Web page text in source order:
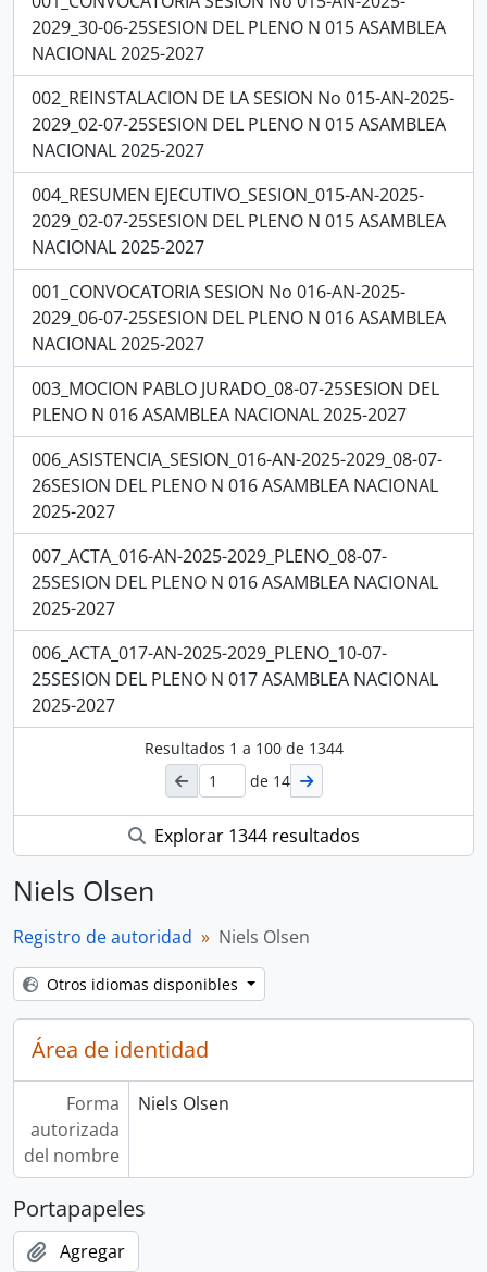
2029_30-06-25SESION DEL PLENO N 015 ASAMBLEA
NACIONAL 2025-2027
002_REINSTALACION DE LA SESION No 015-AN-2025-
2029_02-07-25SESION DEL PLENO N 015 ASAMBLEA
NACIONAL 2025-2027
004_RESUMEN EJECUTIVO_SESION_015-AN-2025-
2029_02-07-25SESION DEL PLENO N 015 ASAMBLEA
NACIONAL 2025-2027
001_CONVOCATORIA SESION No 016-AN-2025-
2029_06-07-25SESION DEL PLENO N 016 ASAMBLEA
NACIONAL 2025-2027
003_MOCION PABLO JURADO_08-07-25SESION DEL
PLENO N 016 ASAMBLEA NACIONAL 2025-2027
006_ASISTENCIA_SESION_016-AN-2025-2029_08-07-
26SESION DEL PLENO N 016 ASAMBLEA NACIONAL
2025-2027
007_ACTA_016-AN-2025-2029_PLENO_08-07-
25SESION DEL PLENO N 016 ASAMBLEA NACIONAL
2025-2027
006_ACTA_017-AN-2025-2029_PLENO_10-07-
25SESION DEL PLENO N 017 ASAMBLEA NACIONAL
2025-2027
Resultados 1 a 100de 1344
de 14
Explorar 1344 resultados
Niels Olsen
Registro de autoridad Niels Olsen
Otros idiomas disponibles
Área de identidad
Forma
autorizada
del nombre
Niels Olsen
Portapapeles
Agregar